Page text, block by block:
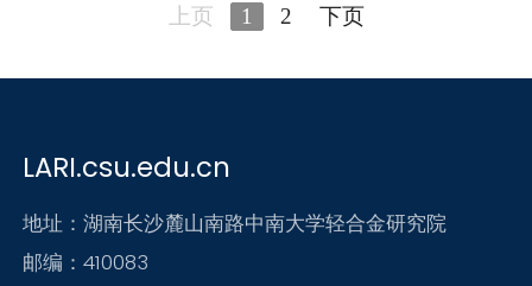
上页 1 2 下页
LARI.csu.edu.cn
地址：湖南长沙麓山南路中南大学轻合金研究院
邮编：410083